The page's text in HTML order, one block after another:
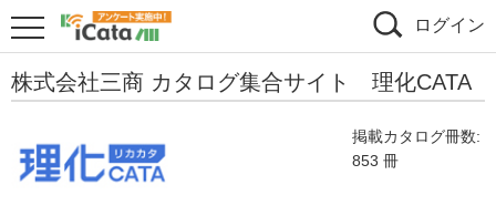
ログイン
株式会社三商 カタログ集合サイト 理化CATA
掲載カタログ冊数:
853 冊